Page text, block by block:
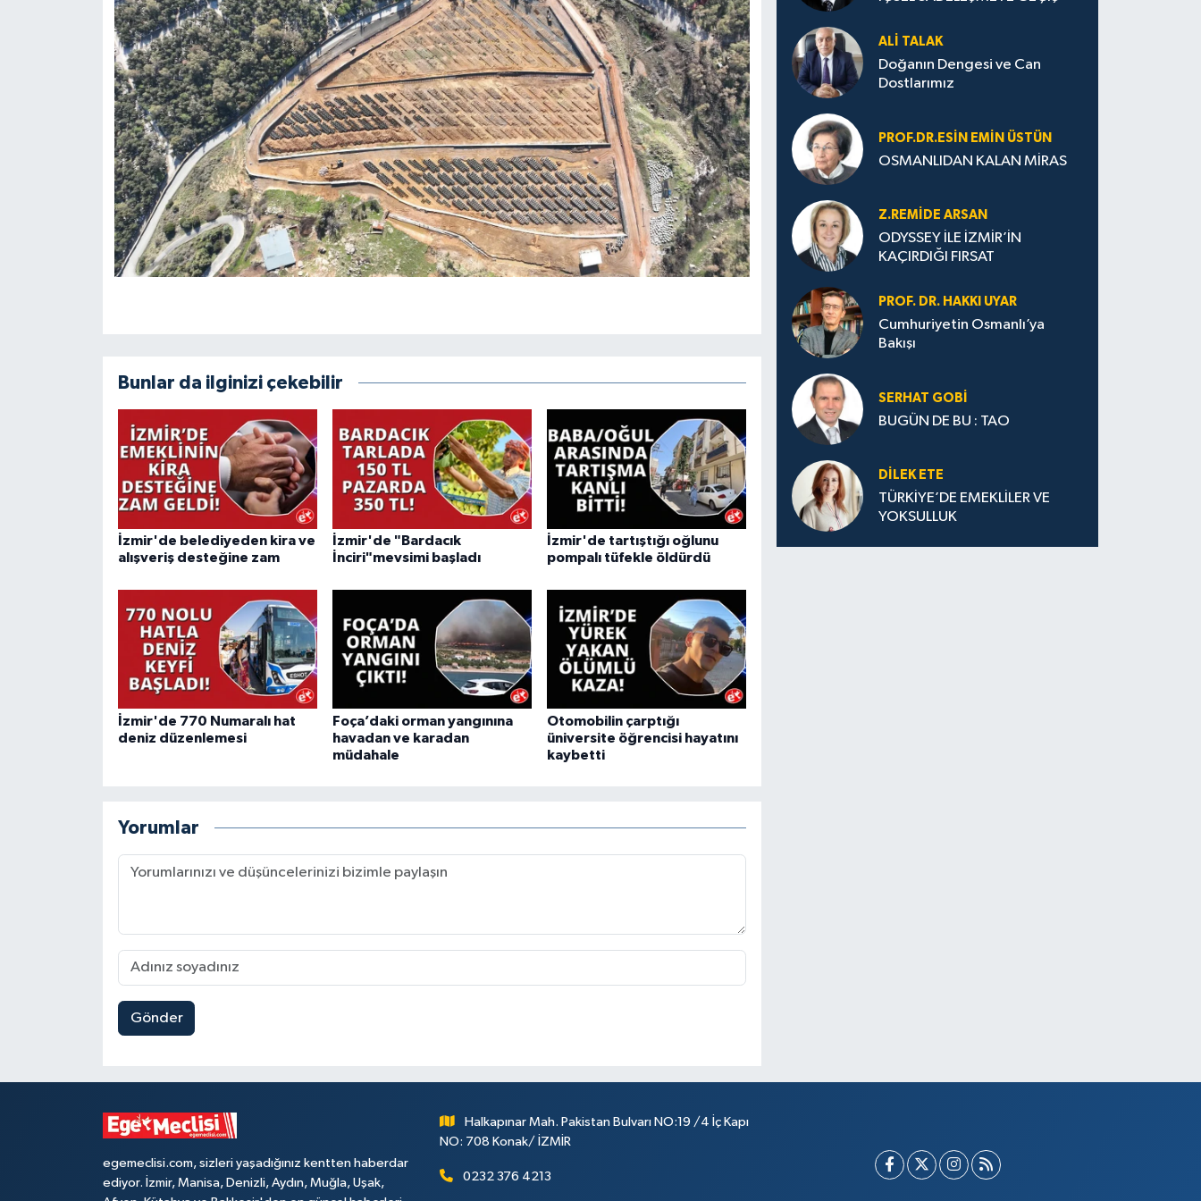
Bunlar da ilginizi çekebilir
İzmir'de belediyeden kira ve
alışveriş desteğine zam
İzmir'de "Bardacık
İnciri"mevsimi başladı
İzmir'de tartıştığı oğlunu
pompalı tüfekle öldürdü
İzmir'de 770 Numaralı hat
deniz düzenlemesi
Foça’daki orman yangınına
havadan ve karadan
müdahale
Otomobilin çarptığı
üniversite öğrencisi hayatını
kaybetti
Yorumlar
Gönder
ALI TALAK
Doğanın Dengesi ve Can
Dostlarımız
PROF.DR.ESIN EMIN ÜSTÜN
OSMANLIDAN KALAN MİRAS
Z.REMIDE ARSAN
ODYSSEY İLE İZMİR’İN
KAÇIRDIĞI FIRSAT
PROF. DR. HAKKI UYAR
Cumhuriyetin Osmanlı’ya
Bakışı
SERHAT GOBİ
BUGÜN DE BU : TAO
DILEK ETE
TÜRKİYE’DE EMEKLİLER VE
YOKSULLUK
egemeclisi.com, sizleri yaşadığınız kentten haberdar
ediyor. İzmir, Manisa, Denizli, Aydın, Muğla, Uşak,
Halkapınar Mah. Pakistan Bulvarı NO:19 /4 İç Kapı
NO: 708 Konak/ İZMİR
0232 376 4213